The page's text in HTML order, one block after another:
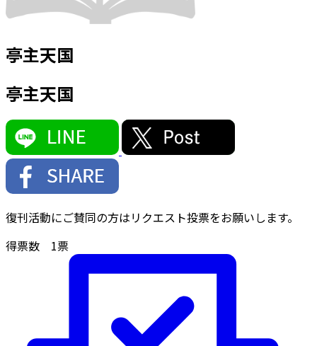
亭主天国
亭主天国
復刊活動にご賛同の方はリクエスト投票をお願いします。
得票数 1票